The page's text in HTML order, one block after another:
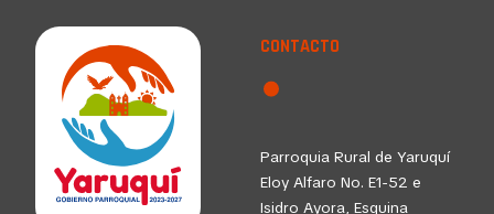
CONTACTO
Parroquia Rural de Yaruquí
Eloy Alfaro No. E1-52 e
Isidro Ayora, Esquina